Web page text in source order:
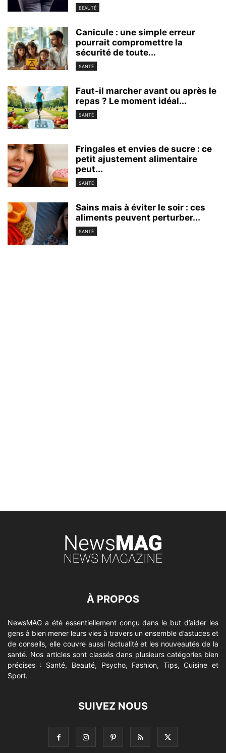
BEAUTÉ
Canicule : une simple erreur
pourrait compromettre la
sécurité de toute...
SANTÉ
Faut-il marcher avant ou après le
repas ? Le moment idéal...
SANTÉ
Fringales et envies de sucre : ce
petit ajustement alimentaire
peut...
SANTÉ
Sains mais à éviter le soir : ces
aliments peuvent perturber...
SANTÉ
À PROPOS
NewsMAG a été essentiellement conçu dans le but d’aider les
gens à bien mener leurs vies à travers un ensemble d’astuces et
de conseils, elle couvre aussi l’actualité et les nouveautés de la
santé. Nos articles sont classés dans plusieurs catégories bien
précises : Santé, Beauté, Psycho, Fashion, Tips, Cuisine et
Sport.
SUIVEZ NOUS